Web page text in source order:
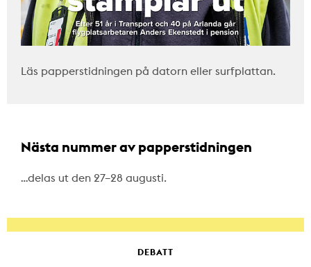
Läs papperstidningen på datorn eller surfplattan.
Nästa nummer av papperstidningen
…delas ut den 27–28 augusti.
DEBATT